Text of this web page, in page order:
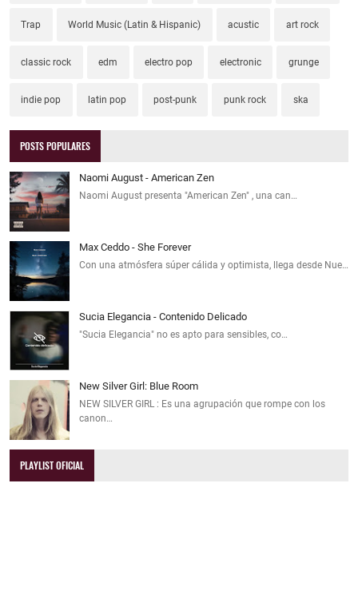
Trap World Music (Latin & Hispanic) acustic art rock
classic rock edm electro pop electronic grunge
indie pop latin pop post-punk punk rock ska
POSTS POPULARES
Naomi August - American Zen
Naomi August presenta "American Zen" , una can…
Max Ceddo - She Forever
Con una atmósfera súper cálida y optimista, llega desde Nue…
Sucia Elegancia - Contenido Delicado
"Sucia Elegancia" no es apto para sensibles, co…
New Silver Girl: Blue Room
NEW SILVER GIRL : Es una agrupación que rompe con los
canon…
PLAYLIST OFICIAL